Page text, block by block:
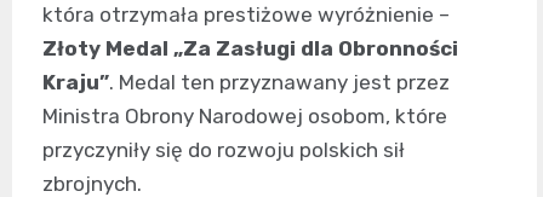
która otrzymała prestiżowe wyróżnienie –
Złoty Medal „Za Zasługi dla Obronności
Kraju”. Medal ten przyznawany jest przez
Ministra Obrony Narodowej osobom, które
przyczyniły się do rozwoju polskich sił
zbrojnych.